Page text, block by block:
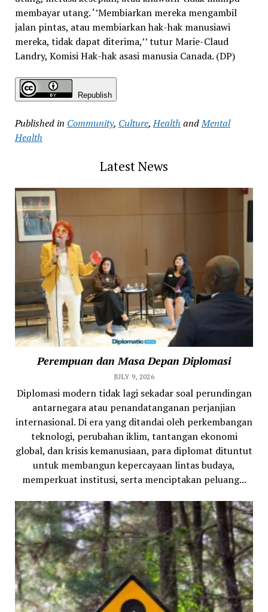
membayar utang. ‘’Membiarkan mereka mengambil
jalan pintas, atau membiarkan hak-hak manusiawi
mereka, tidak dapat diterima,’’ tutur Marie-Claud
Landry, Komisi Hak-hak asasi manusia Canada. (DP)
Republish
Published in Community, Culture,Health andMental
Health
Latest News
Perempuan dan Masa Depan Diplomasi
JULY 9, 2026
Diplomasi modern tidak lagi sekadar soal perundingan
antarnegara atau penandatanganan perjanjian
internasional. Di era yang ditandai oleh perkembangan
teknologi, perubahan iklim, tantangan ekonomi
global, dan krisis kemanusiaan, para diplomat dituntut
untuk membangun kepercayaan lintas budaya,
memperkuat institusi, serta menciptakan peluang...